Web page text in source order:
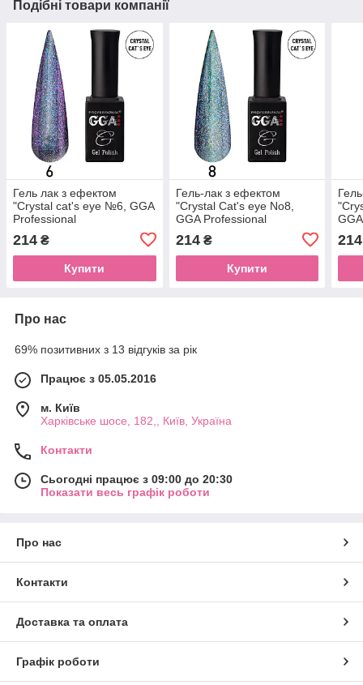
Подібні товари компанії
Гель лак з ефектом
"Crystal cat's eye №6, GGA
Professional
214 ₴
Купити
Гель-лак з ефектом
"Crystal Cat's eye No8,
GGA Professional
214₴
Купити
214
Про нас
69% позитивних з 13 відгуків за рік
Працює з 05.05.2016
м. Київ
Харківське шосе, 182,, Київ, Україна
Контакти
Сьогодні працює з 09:00 до 20:30
Показати весь графік роботи
Про нас
Контакти
Доставка та оплата
Графік роботи